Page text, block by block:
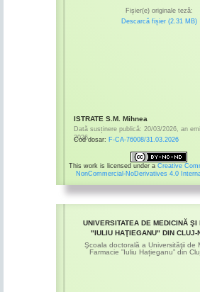
Fișier(e) originale teză:
Descarcă fișier (2.31 MB)
ISTRATE S.M. Mihnea
Dată susținere publică: 20/03/2026, an
2026
Cod dosar: F-CA-76008/31.03.2026
This work is licensed under a Creative
NonCommercial-NoDerivatives 4.0
UNIVERSITATEA DE MEDICINĂ ŞI
"IULIU HAŢIEGANU" DIN CLUJ-
Şcoala doctorală a Universităţii de
Farmacie ”Iuliu Hațieganu” din